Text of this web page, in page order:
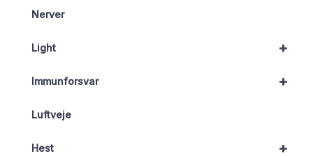
Nerver
+
Light
+
Immunforsvar
Luftveje
+
Hest